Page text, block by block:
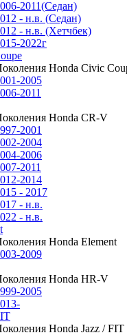
2011(Седан)
- н.в. (Седан)
- н.в. (Хетчбек)
2022г
Honda Civic
2005
2011
Honda CR-V
2001
2004
2006
2011
2014
- 2017
- н.в.
- н.в.
Honda Element
2009
Honda HR-V
2005
Honda Jazz / FIT